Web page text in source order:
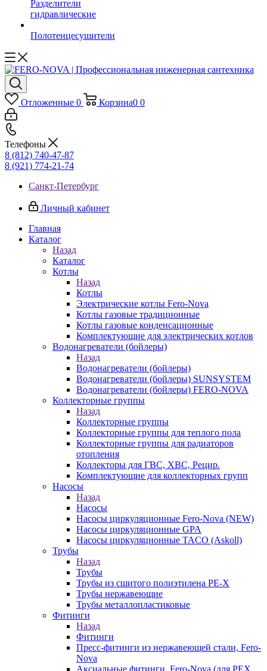
Разделители
гидравлические
Полотенцесушители
Отложенные 0 Корзина0 0
Телефоны
8 (812) 740-47-87
8 (921) 774-21-74
Санкт-Петербург
Личный кабинет
Главная
Каталог
Назад
Каталог
Котлы
Назад
Котлы
Электрические котлы Fero-Nova
Котлы газовые традиционные
Котлы газовые конденсационные
Комплектующие для электрических котлов
Водонагреватели (бойлеры)
Назад
Водонагреватели (бойлеры)
Водонагреватели (бойлеры) SUNSYSTEM
Водонагреватели (бойлеры) FERO-NOVA
Коллекторные группы
Назад
Коллекторные группы
Коллекторные группы для теплого пола
Коллекторные группы для радиаторов
отопления
Коллекторы для ГВС, ХВС, Рецир.
Комплектующие для коллекторных групп
Насосы
Назад
Насосы
Насосы циркуляционные Fero-Nova (NEW)
Насосы циркуляционные GPA
Насосы циркуляционные TACO (Askoll)
Трубы
Назад
Трубы
Трубы из сшитого полиэтилена PE-X
Трубы нержавеющие
Трубы металлопластиковые
Фитинги
Назад
Фитинги
Пресс-фитинги из нержавеющей стали, Fero-
Nova
Аксиальные фитинги, Fero-Nova (для PEX